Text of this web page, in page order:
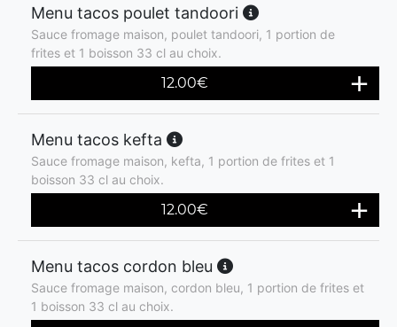
Menu tacos poulet tandoori
Sauce fromage maison, poulet tandoori, 1 portion de
frites et 1 boisson 33 cl au choix.
12.00€
Menu tacos kefta
Sauce fromage maison, kefta, 1 portion de frites et 1
boisson 33 cl au choix.
12.00€
Menu tacos cordon bleu
Sauce fromage maison, cordon bleu, 1 portion de frites et
1 boisson 33 cl au choix.